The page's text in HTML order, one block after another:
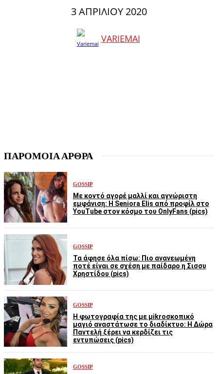
3 ΑΠΡΙΛΊΟΥ 2020
VARIEMAI
ΠΑΡΟΜΟΙΑ ΑΡΘΡΑ
GOSSIP
Με κοντό αγορέ μαλλί και αγνώριστη
εμφάνιση: Η Seniora Elis από προφίλ στο
YouTube στον κόσμο του OnlyFans (pics)
GOSSIP
Τα άφησε όλα πίσω: Πιο ανανεωμένη
ποτέ είναι σε σχέση με παίδαρο η Σισσυ
Χρηστίδου (pics)
GOSSIP
Η φωτογραφία της με μikroσκοπικό
μαγιό αναστάτωσε το διαδίκτυο: Η Δώρα
Παντελή ξέρει να κερδίζει τις
εντυπώσεις (pics)
GOSSIP